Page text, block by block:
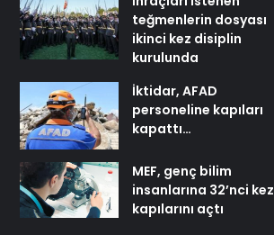
teğmenlerin dosyası
ikinci kez disiplin
kurulunda
İktidar, AFAD
personeline kapıları
kapattı…
MEF, genç bilim
insanlarına 32’nci kez
kapılarını açtı